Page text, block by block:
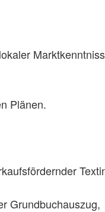
Plänen.
Grundbuchauszug,